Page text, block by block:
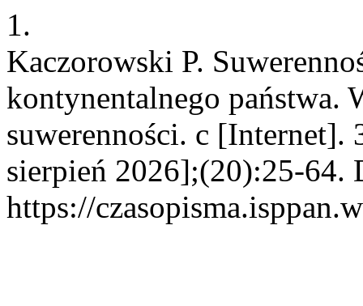
1.
Kaczorowski P.
kontynentalnego państwa.
suwerenności. c [Internet].
sierpień 2026];(20):25-64.
https://